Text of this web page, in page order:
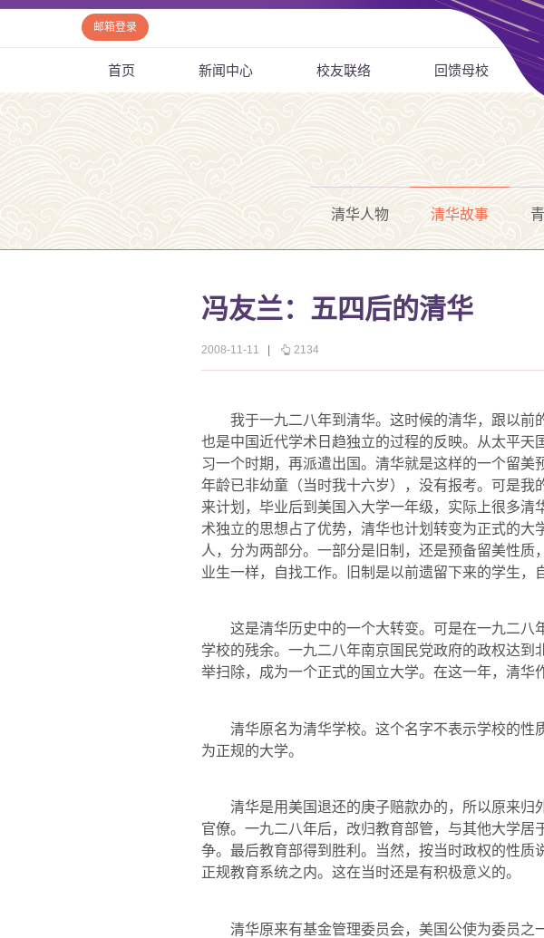
邮箱登录
首页 新闻中心 校友联络 回馈母校
清华人物 清华故事
冯友兰：五四后的清华
2008-11-11 2134
我于一九二八年到清华。这时候的清华，跟以前
也是中国近代学术日趋独立的过程的反映。从太平
习一个时期，再派遣出国。清华就是这样的一个留
年龄已非幼童（当时我十六岁），没有报考。可是
来计划，毕业后到美国入大学一年级，实际上很多
术独立的思想占了优势，清华也计划转变为正式的
人，分为两部分。一部分是旧制，还是预备留美性
业生一样，自找工作。旧制是以前遗留下来的学生，
这是清华历史中的一个大转变。可是在一九二
学校的残余。一九二八年南京国民党政府的政权达
举扫除，成为一个正式的国立大学。在这一年，清华
清华原名为清华学校。这个名字不表示学校的性
为正规的大学。
清华是用美国退还的庚子赔款办的，所以原来归
官僚。一九二八年后，改归教育部管，与其他大学
争。最后教育部得到胜利。当然，按当时政权的性
正规教育系统之内。这在当时还是有积极意义的。
清华原来有基金管理委员会，美国公使为委员之